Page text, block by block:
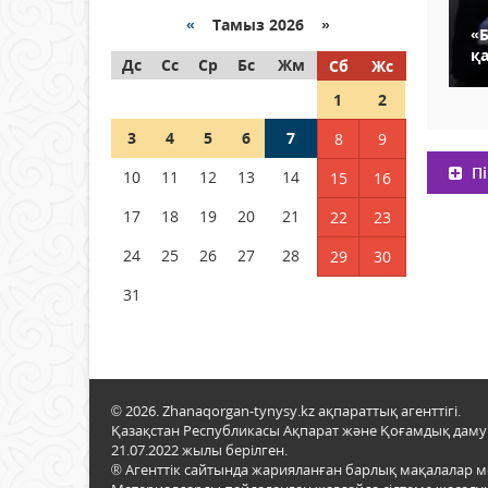
граждане Казахстана,
находящиеся за рубежом?
05 тамыз 2026 ж. 123
Шетелде жүрген Қазақстан
азаматтары қалай дауыс
бере алады?
« Тамыз 2026 »
Дс
Сс Ср Бс Жм Сб
Жс
1
2
3
4 5 6 7 8
9
10
11 12 13 14 15
16
17
18 19 20 21 22
23
24
25 26 27 28 29
30
31
© 2026. Zhanaqorgan-tynysy.kz ақпараттық агенттігі.
Қазақстан Республикасы Ақпарат және Қоғамдық даму
21.07.2022 жылы берілген.
® Агенттік сайтында жарияланған барлық